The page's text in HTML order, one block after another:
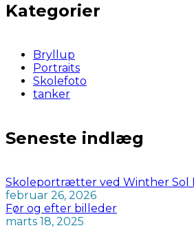
Kategorier
Bryllup
Portraits
Skolefoto
tanker
Seneste indlæg
Skoleportrætter ved Winther Sol
februar 26, 2026
Før og efter billeder
marts 18, 2025